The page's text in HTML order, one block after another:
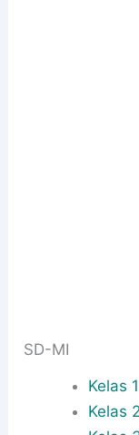
SD-MI
Kelas 1
Kelas 2